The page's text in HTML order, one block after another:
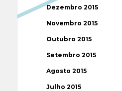
Dezembro 2015
Novembro 2015
Outubro 2015
Setembro 2015
Agosto 2015
Julho 2015